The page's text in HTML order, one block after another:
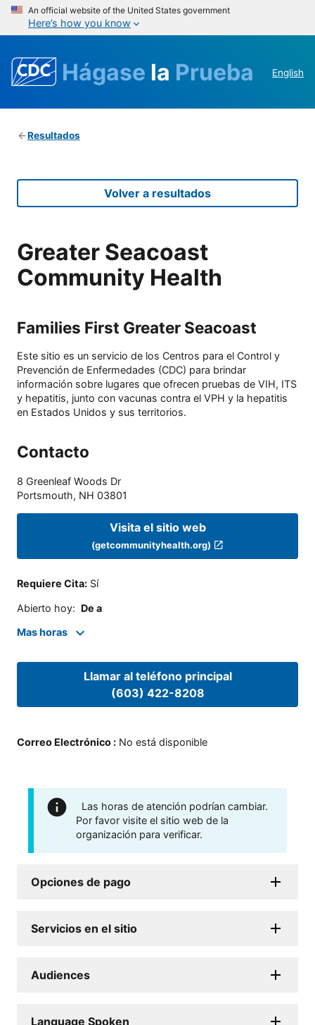
An official website of the United States government
Here’s how you know
Hágase la Prueba English
Resultados
Volver a resultados
Greater Seacoast
Community Health
Families First Greater Seacoast
Este sitio es un servicio de los Centros para el Control y
Prevención de Enfermedades (CDC) para brindar
información sobre lugares que ofrecen pruebas de VIH, ITS
y hepatitis, junto con vacunas contra el VPH y la hepatitis
en Estados Unidos y sus territorios.
Contacto
8 Greenleaf Woods Dr
Portsmouth, NH 03801
Visita el sitio web
(getcommunityhealth.org)
Requiere Cita: Sí
Abierto hoy: De a
Mas horas
Llamar al teléfono principal
(603) 422-8208
Correo Electrónico : No está disponible
Las horas de atención podrían cambiar.
Por favor visite el sitio web de la
organización para verificar.
Opciones de pago
Servicios en el sitio
Audiences
Language Spoken